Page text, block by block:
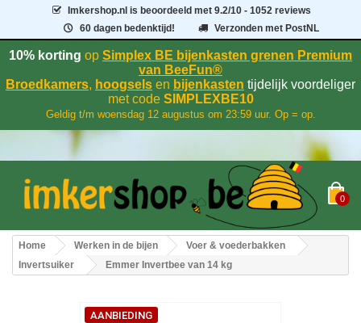
Imkershop.nl is beoordeeld met9.2/10 - 1052 reviews
60 dagen bedenktijd!
Verzonden met PostNL
10% korting op Simplex BE bijenkasten grenen Premium
van BeeFun®
Broedkamers, hoogsels en bijenkasten tijdelijk voordeliger
met codeSIMPLEXBE10
Geldig t/m woensdag 12 augustus om 23:59 uur. Op = op.
0
Home Werken in de bijen
Voer & voederbakken
Invertsuiker
Emmer Invertbee van 14 kg
AANBIEDING